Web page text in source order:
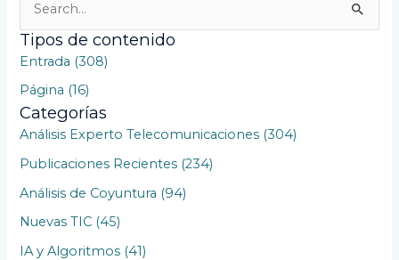
u
a
r
p
Tipos de contenido
Entrada (308)
Página (16)
Categorías
Análisis Experto Telecomunicaciones (304)
Publicaciones Recientes (234)
Análisis de Coyuntura (94)
Nuevas TIC (45)
IA y Algoritmos (41)